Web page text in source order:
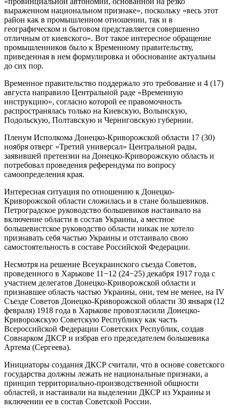
выраженном национальном признаке», поскольку «весь этот
район как в промышленном отношении, так и в
географическом и бытовом представляется совершенно
отличным от киевского». Вот такое интересное обращение
промышленников было к Временному правительству,
приведенная в нем формулировка и обоснование актуальны
до сих пор.
Временное правительство поддержало это требование и 4 (17)
августа направило Центральной раде «Временную
инструкцию», согласно которой ее правомочность
распространялась только на Киевскую, Волынскую,
Подольскую, Полтавскую и Черниговскую губернии.
Пленум Исполкома Донецко-Криворожской области 17 (30)
ноября отверг «Третий универсал» Центральной рады,
заявившей претензии на Донецко-Криворожскую область и
потребовал проведения референдума по вопросу
самоопределения края.
Интересная ситуация по отношению к Донецко-
Криворожской области сложилась и в стане большевиков.
Петроградское руководство большевиков настаивало на
включение области в состав Украины, а местное
большевистское руководство области никак не хотело
признавать себя частью Украины и отстаивало свою
самостоятельность в составе Российской Федерации.
Несмотря на решение Всеукраинского съезда Советов,
проведенного в Харькове 11−12 (24−25) декабря 1917 года с
участием делегатов Донецко-Криворожской области и
признавшее область частью Украины, они, тем не менее, на IV
Съезде Советов Донецко-Криворожской области 30 января (12
февраля) 1918 года в Харькове провозгласили Донецко-
Криворожскую Советскую Республику как часть
Всероссийской Федерации Советских Республик, создав
Совнарком ДКСР и избрав его председателем большевика
Артема (Сергеева).
Инициаторы создания ДКСР считали, что в основе советского
государства должны лежать не национальные признаки, а
принцип территориально-производственной общности
областей, и настаивали на выделении ДКСР из Украины и
включении ее в состав Советской России.